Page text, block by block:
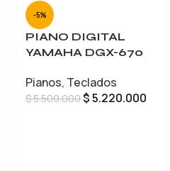
-5%
PIANO DIGITAL
YAMAHA DGX-670
Pianos, Teclados
$5.500.000$5.220.000